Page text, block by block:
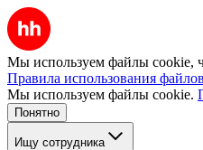
Мы используем файлы cookie,
Правила использования
Мы используем файлы cookie.
Понятно
Ищу сотрудника